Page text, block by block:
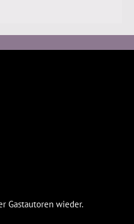
Gastautoren wieder.